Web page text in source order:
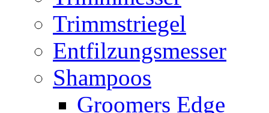
Trimmstriegel
Entfilzungsmesser
Shampoos
Groomers Edge